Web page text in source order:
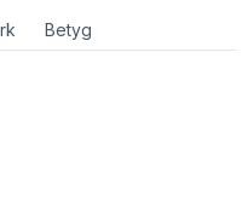
Betyg